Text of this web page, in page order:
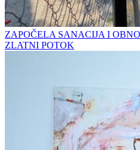
ZAPOČELA SANACIJA I
ZLATNI POTOK